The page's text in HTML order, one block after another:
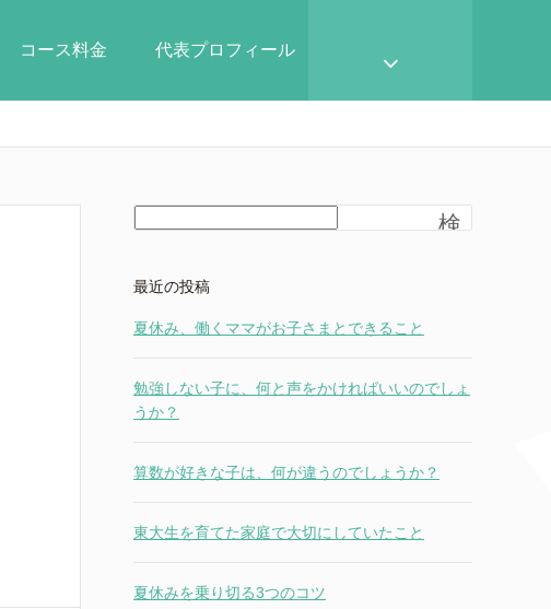
コース料金 代表プロフィール
検
最近の投稿
夏休み、働くママがお子さまとできること
勉強しない子に、何と声をかければいいのでしょ
うか？
算数が好きな子は、何が違うのでしょうか？
東大生を育てた家庭で大切にしていたこと
夏休みを乗り切る3つのコツ